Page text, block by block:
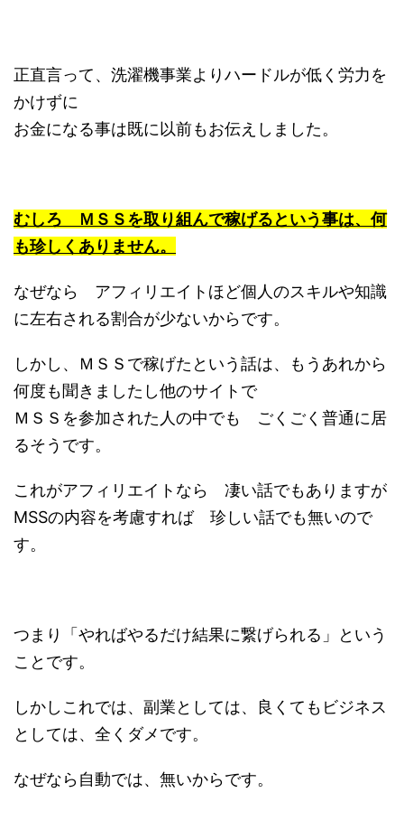
正直言って、洗濯機事業よりハードルが低く労力を
かけずに
お金になる事は既に以前もお伝えしました。
むしろ ＭＳＳを取り組んで稼げるという事は、何
も珍しくありません。
なぜなら アフィリエイトほど個人のスキルや知識
に左右される割合が少ないからです。
しかし、ＭＳＳで稼げたという話は、もうあれから
何度も聞きましたし他のサイトで
ＭＳＳを参加された人の中でも ごくごく普通に居
るそうです。
これがアフィリエイトなら 凄い話でもありますが
MSSの内容を考慮すれば 珍しい話でも無いので
す。
つまり「やればやるだけ結果に繋げられる」という
ことです。
しかしこれでは、副業としては、良くてもビジネス
としては、全くダメです。
なぜなら自動では、無いからです。